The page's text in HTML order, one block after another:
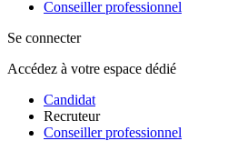
Conseiller professionnel
Se connecter
Accédez à votre espace dédié
Candidat
Recruteur
Conseiller professionnel